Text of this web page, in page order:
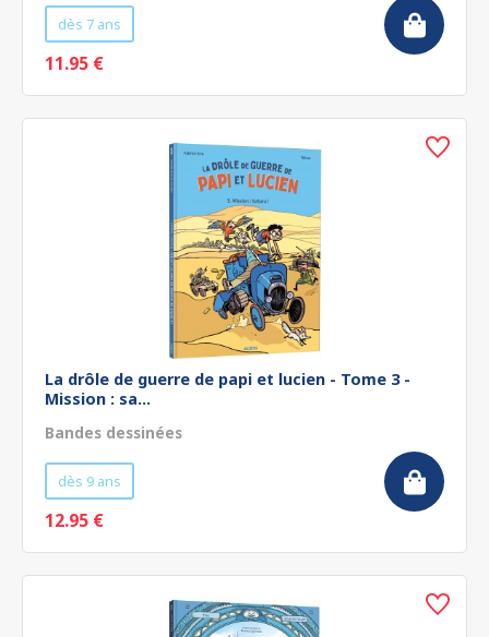
dès 7 ans
11.95 €
La drôle de guerre de papi et lucien - Tome 3 -
Mission : sa...
Bandes dessinées
dès 9 ans
12.95 €